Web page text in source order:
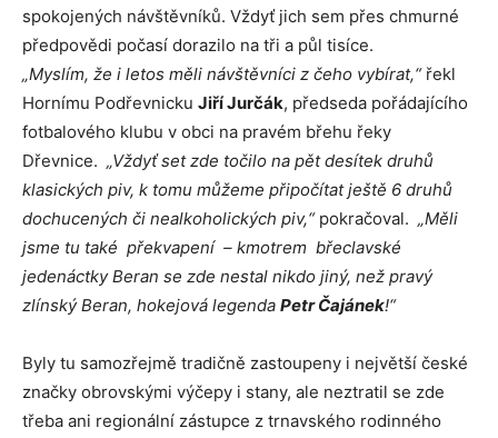
spokojených návštěvníků. Vždyť jich sem přes chmurné
předpovědi počasí dorazilo na tři a půl tisíce.
„Myslím, že i letos měli návštěvníci z čeho vybírat,“řekl
Hornímu Podřevnicku Jiří Jurčák, předseda pořádajícího
fotbalového klubu v obci na pravém břehu řeky
Dřevnice. „Vždyť set zde točilo na pět desítek druhů
klasických piv, k tomu můžeme připočítat ještě 6 druhů
dochucených či nealkoholických piv,“pokračoval. „Měli
jsme tu také překvapení – kmotrem břeclavské
jedenáctky Beran se zde nestal nikdo jiný, než pravý
zlínský Beran, hokejová legenda Petr Čajánek!“
Byly tu samozřejmě tradičně zastoupeny i největší české
značky obrovskými výčepy i stany, ale neztratil se zde
třeba ani regionální zástupce z trnavského rodinného